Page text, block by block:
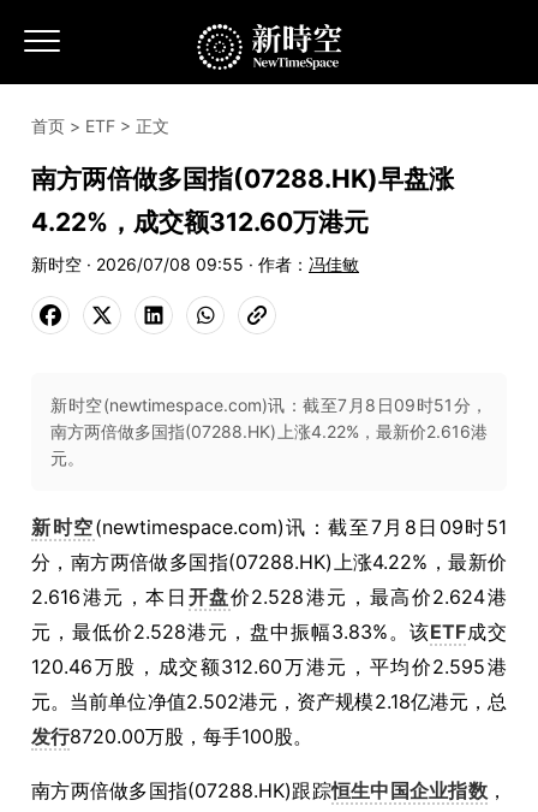
首页 > ETF > 正文
南方两倍做多国指(07288.HK)早盘涨
4.22%，成交额312.60万港元
新时空 · 2026/07/08 09:55 · 作者： 冯佳敏
新时空(newtimespace.com)讯：截至7月8日09时51分，
南方两倍做多国指(07288.HK)上涨4.22%，最新价2.616港
元。
新时空(newtimespace.com)讯：截至7月8日09时51
分，南方两倍做多国指(07288.HK)上涨4.22%，最新价
2.616港元，本日 开盘价2.528港元，最高价2.624港
元，最低价2.528港元，盘中振幅3.83%。该ETF成交
120.46万股，成交额312.60万港元，平均价2.595港
元。当前单位净值2.502港元，资产规模2.18亿港元，总
发行8720.00万股，每手100股。
南方两倍做多国指(07288.HK)跟踪恒生中国企业指数 ，